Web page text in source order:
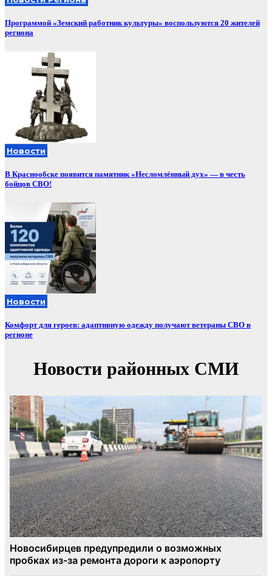
Программой «Земский работник культуры» воспользуются 20 жителей
региона
Новости
В Краснообске появится памятник «Несломлённый дух» — в честь
бойцов СВО!
Новости
Комфорт для героев: адаптивную одежду получают ветераны СВО в
регионе